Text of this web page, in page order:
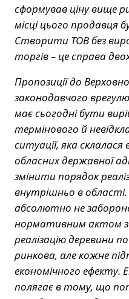
сформував ціну вище
місці цього продавця
Створити ТОВ без
торгів – це справа
Пропозиції до
законодавчого
має сьогодні бути
термінового й
ситуації, яка склалася
обласних державної
змінити порядок
внутрішньо в
абсолютно не
нормативним актом
реалізацію деревини
ринкова, але кожне
економічного ефекту.
полягає в тому, що